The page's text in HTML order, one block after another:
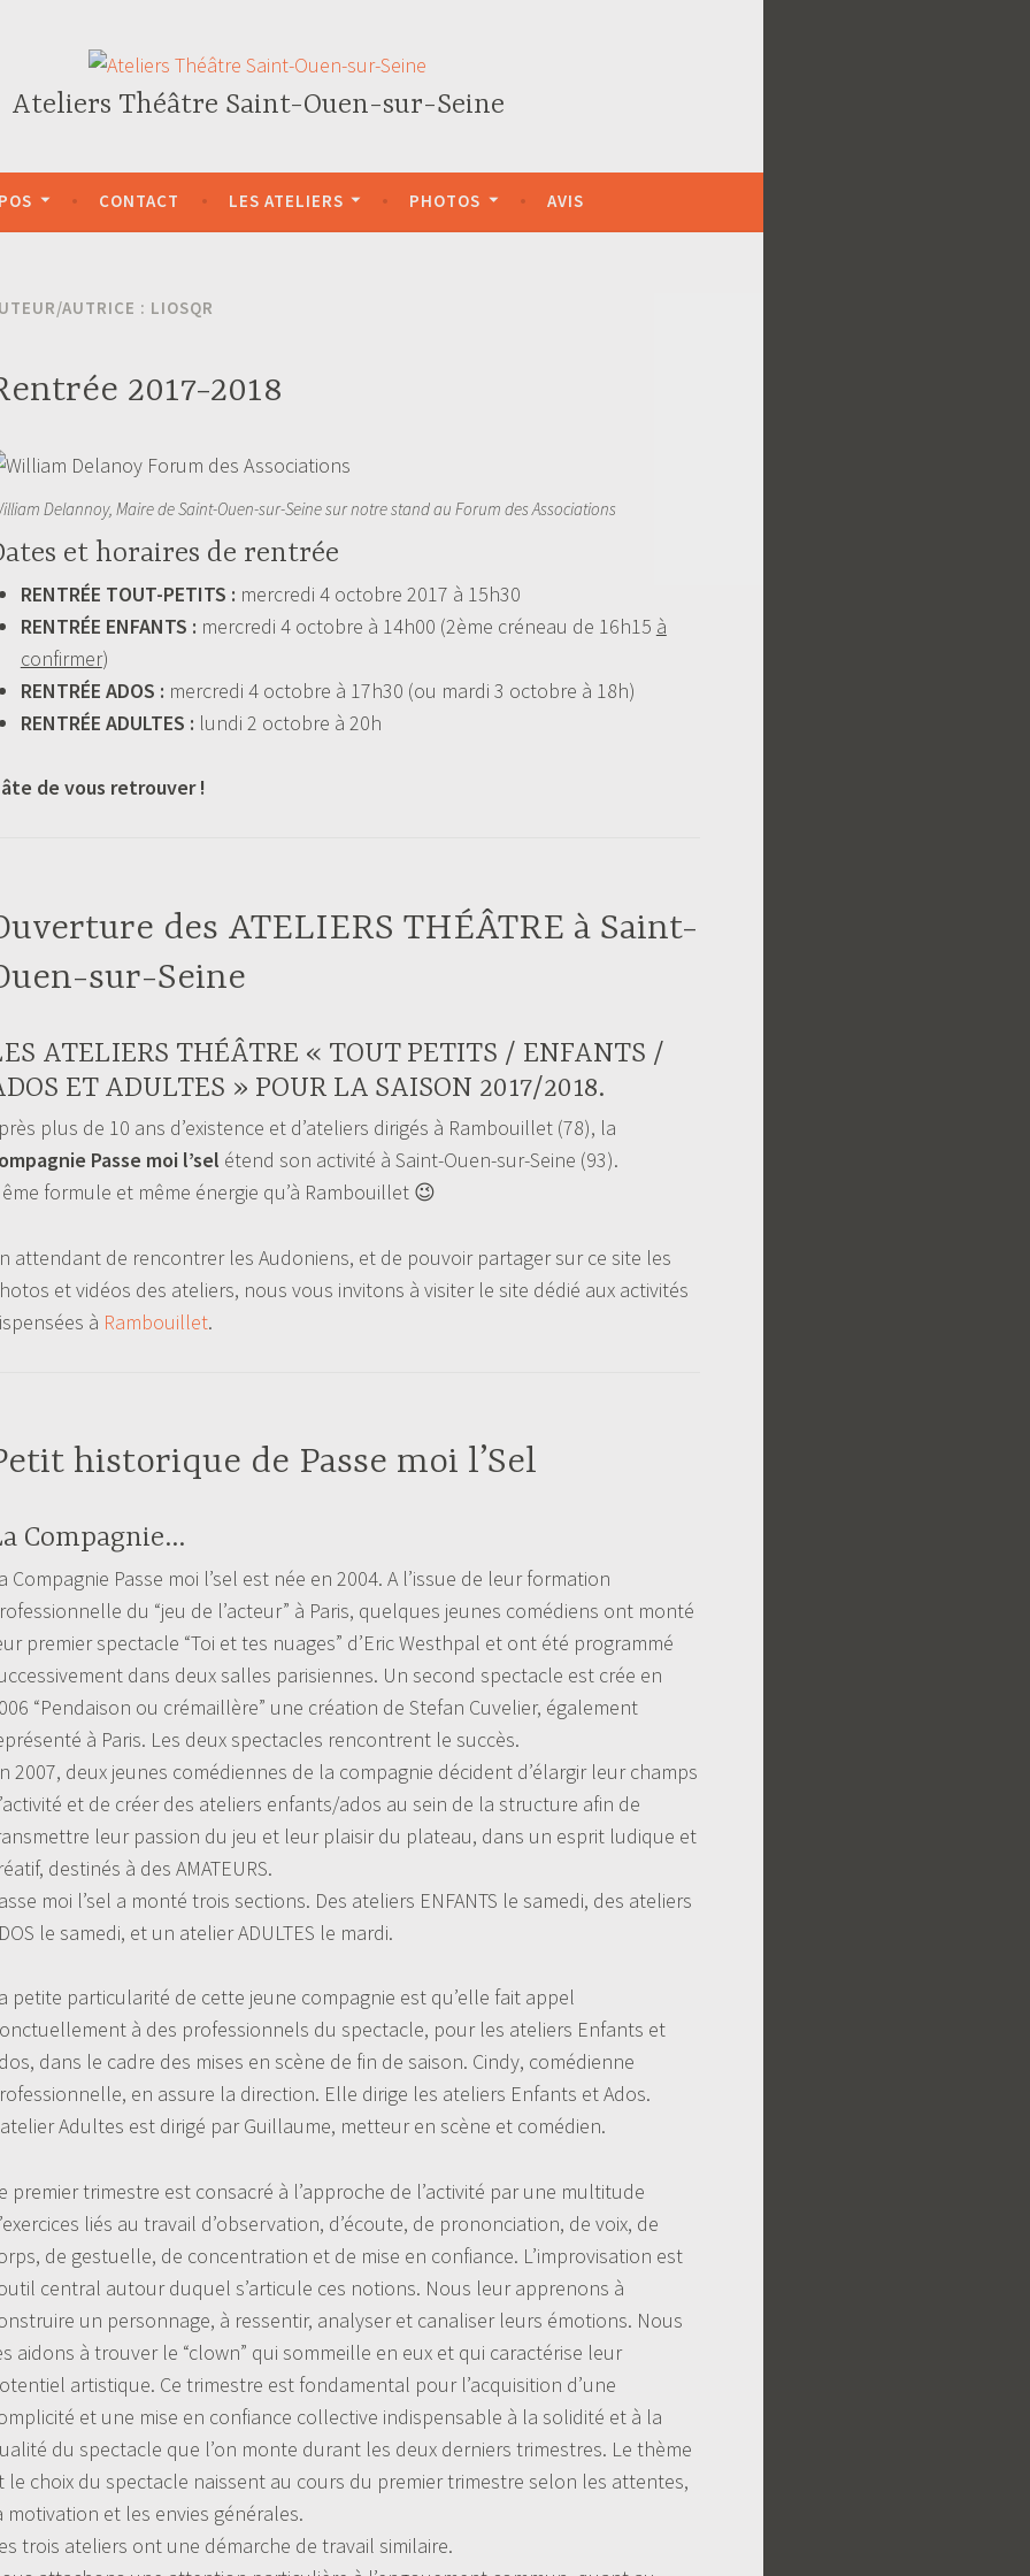
Ateliers Théâtre Saint-Ouen-sur-Seine
CONTACT LES ATELIERS PHOTOS AVIS
AUTRICE : LIOSQR
2017-2018
Delannoy, Maire de Saint-Ouen-sur-Seine sur notre stand au Forum des Associations
et horaires de rentrée
RENTRÉE TOUT-PETITS : mercredi 4 octobre 2017 à 15h30
RENTRÉE ENFANTS : mercredi 4 octobre à 14h00 (2ème créneau de 16h15 à
confirmer)
RENTRÉE ADOS : mercredi 4 octobre à 17h30 (ou mardi 3 octobre à 18h)
RENTRÉE ADULTES : lundi 2 octobre à 20h
de vous retrouver !
des ATELIERS THÉÂTRE à Saint-
sur-Seine
ATELIERS THÉÂTRE « TOUT PETITS / ENFANTS /
ET ADULTES » POUR LA SAISON 2017/2018.
plus de 10 ans d’existence et d’ateliers dirigés à Rambouillet (78), la
Passe moi l’sel étend son activité à Saint-Ouen-sur-Seine (93).
formule et même énergie qu’à Rambouillet 😉
attendant de rencontrer les Audoniens, et de pouvoir partager sur ce site les
et vidéos des ateliers, nous vous invitons à visiter le site dédié aux activités
à Rambouillet.
historique de Passe moi l’Sel
Compagnie…
Compagnie Passe moi l’sel est née en 2004. A l’issue de leur formation
du “jeu de l’acteur” à Paris, quelques jeunes comédiens ont monté
premier spectacle “Toi et tes nuages” d’Eric Westhpal et ont été programmé
dans deux salles parisiennes. Un second spectacle est crée en
“Pendaison ou crémaillère” une création de Stefan Cuvelier, également
à Paris. Les deux spectacles rencontrent le succès.
2007, deux jeunes comédiennes de la compagnie décident d’élargir leur champs
et de créer des ateliers enfants/ados au sein de la structure afin de
leur passion du jeu et leur plaisir du plateau, dans un esprit ludique et
destinés à des AMATEURS.
moi l’sel a monté trois sections. Des ateliers ENFANTS le samedi, des ateliers
le samedi, et un atelier ADULTES le mardi.
petite particularité de cette jeune compagnie est qu’elle fait appel
à des professionnels du spectacle, pour les ateliers Enfants et
dans le cadre des mises en scène de fin de saison. Cindy, comédienne
en assure la direction. Elle dirige les ateliers Enfants et Ados.
Adultes est dirigé par Guillaume, metteur en scène et comédien.
premier trimestre est consacré à l’approche de l’activité par une multitude
liés au travail d’observation, d’écoute, de prononciation, de voix, de
de gestuelle, de concentration et de mise en confiance. L’improvisation est
central autour duquel s’articule ces notions. Nous leur apprenons à
un personnage, à ressentir, analyser et canaliser leurs émotions. Nous
aidons à trouver le “clown” qui sommeille en eux et qui caractérise leur
artistique. Ce trimestre est fondamental pour l’acquisition d’une
et une mise en confiance collective indispensable à la solidité et à la
du spectacle que l’on monte durant les deux derniers trimestres. Le thème
le choix du spectacle naissent au cours du premier trimestre selon les attentes,
motivation et les envies générales.
trois ateliers ont une démarche de travail similaire.